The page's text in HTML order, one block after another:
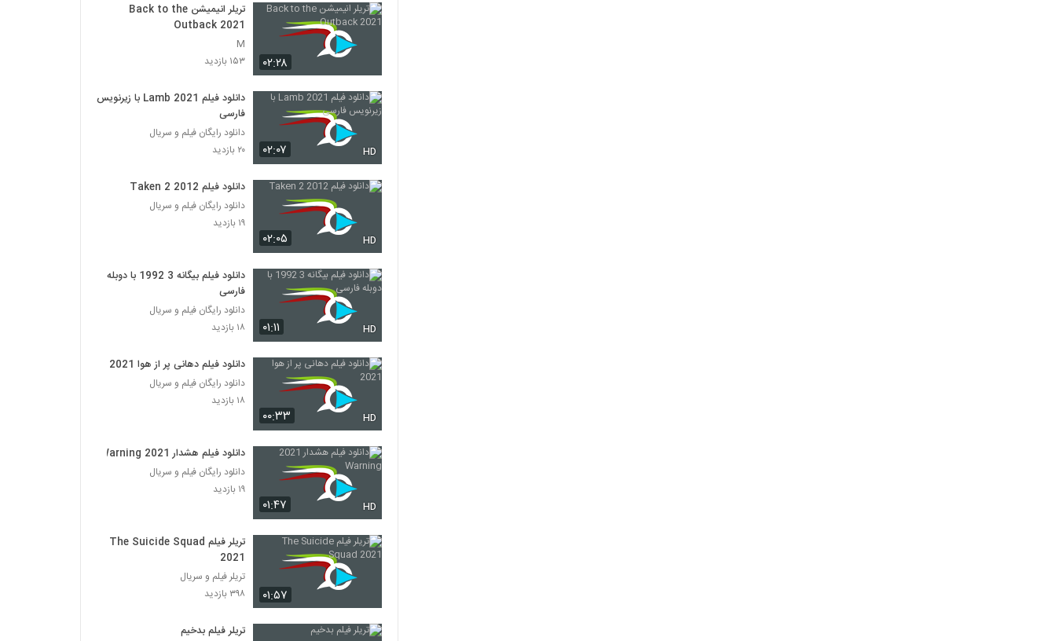
۰۲:۲۸
تریلر انیمیشن Back to the
Outback 2021
M
۱۵۳ بازدید
۰۲:۰۷ HD
دانلود فیلم Lamb 2021 با زیرنویس
فارسی
دانلود رایگان فیلم و سریال
۲۰ بازدید
۰۲:۰۵ HD
دانلود فیلم Taken 2 2012
دانلود رایگان فیلم و سریال
۱۹ بازدید
۰۱:۱۱ HD
دانلود فیلم بیگانه 3 1992 با دوبله
فارسی
دانلود رایگان فیلم و سریال
۱۸ بازدید
۰۰:۳۳ HD
دانلود فیلم دهانی پر از هوا 2021
دانلود رایگان فیلم و سریال
۱۸ بازدید
۰۱:۴۷ HD
دانلود فیلم هشدار 2021 Warning
دانلود رایگان فیلم و سریال
۱۹ بازدید
۰۱:۵۷
تریلر فیلم The Suicide Squad
2021
تریلر فیلم و سریال
۳۹۸ بازدید
تریلر فیلم بدخیم